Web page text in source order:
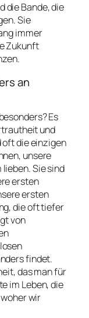
die Bande, die
Sie
immer
Zukunft
an
Es
und
die einzigen
unsere
Sie sind
ersten
ersten
die oft tiefer
von
findet.
das man für
im Leben, die
wir